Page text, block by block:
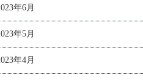
年6月
年5月
年4月